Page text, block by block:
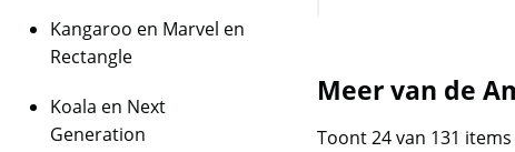
Meer van de
Toont 24 van 131 items
Kangaroo en Marvel en
Rectangle
Koala en Next
Generation